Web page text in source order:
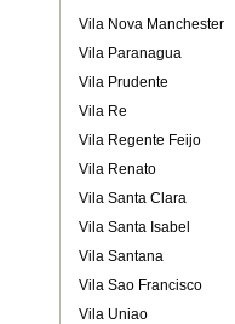
Vila Nova Manchester
Vila Paranagua
Vila Prudente
Vila Re
Vila Regente Feijo
Vila Renato
Vila Santa Clara
Vila Santa Isabel
Vila Santana
Vila Sao Francisco
Vila Uniao